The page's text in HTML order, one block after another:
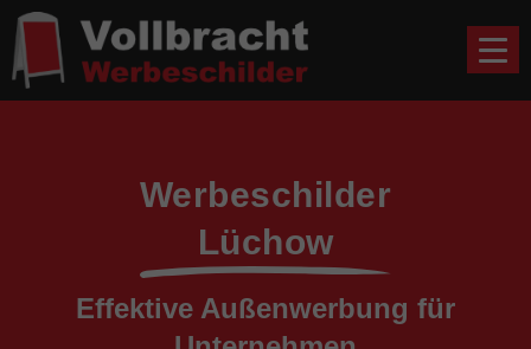
Werbeschilder
Lüchow
Effektive Außenwerbung für